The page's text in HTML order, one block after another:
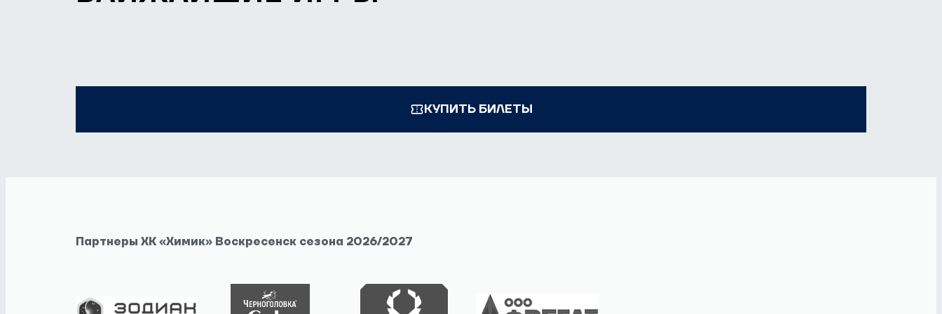
КУПИТЬ БИЛЕТЫ
Партнеры ХК «Химик» Воскресенск сезона 2026/2027